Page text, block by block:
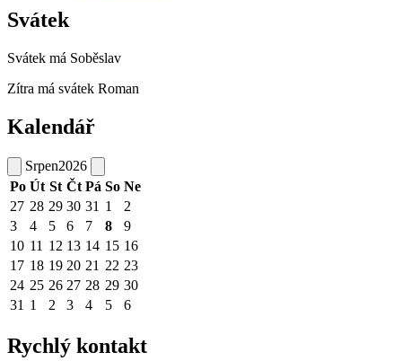
Svátek
Svátek má Soběslav
Zítra má svátek Roman
Kalendář
Srpen2026
Po Út St Čt Pá So Ne
27 28 29 30 31 1
2
3
4 5 6 7 8
9
10 11 12 13 14 15 16
17 18 19 20 21 22 23
24 25 26 27 28 29 30
31 1 2 3 4 5 6
Rychlý kontakt